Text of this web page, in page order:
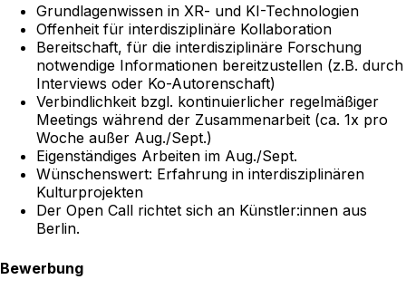
Grundlagenwissen in XR- und KI-Technologien
Offenheit für interdisziplinäre Kollaboration
Bereitschaft, für die interdisziplinäre Forschung
notwendige Informationen bereitzustellen (z.B. durch
Interviews oder Ko-Autorenschaft)
Verbindlichkeit bzgl. kontinuierlicher regelmäßiger
Meetings während der Zusammenarbeit (ca. 1x pro
Woche außer Aug./Sept.)
Eigenständiges Arbeiten im Aug./Sept.
Wünschenswert: Erfahrung in interdisziplinären
Kulturprojekten
Der Open Call richtet sich an Künstler:innen aus
Berlin.
Bewerbung